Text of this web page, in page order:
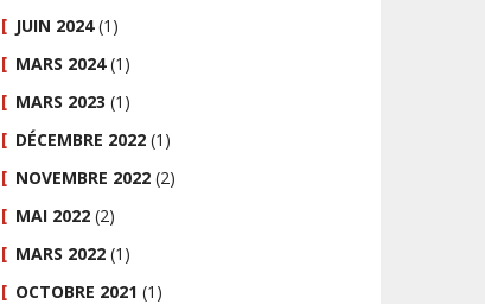
JUIN 2024(1)
MARS 2024(1)
MARS 2023 (1)
DÉCEMBRE 2022 (1)
NOVEMBRE 2022 (2)
MAI 2022 (2)
MARS 2022 (1)
OCTOBRE 2021 (1)